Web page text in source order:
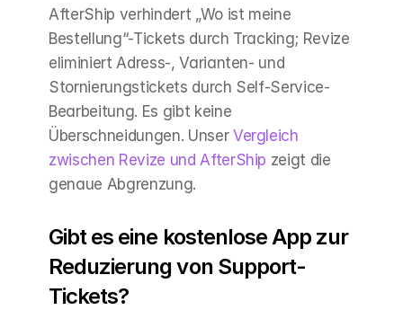
AfterShip verhindert „Wo ist meine
Bestellung“-Tickets durch Tracking; Revize
eliminiert Adress-, Varianten- und
Stornierungstickets durch Self-Service-
Bearbeitung. Es gibt keine
Überschneidungen. Unser Vergleich
zwischen Revize und AfterShip zeigt die
genaue Abgrenzung.
Gibt es eine kostenlose App zur
Reduzierung von Support-
Tickets?